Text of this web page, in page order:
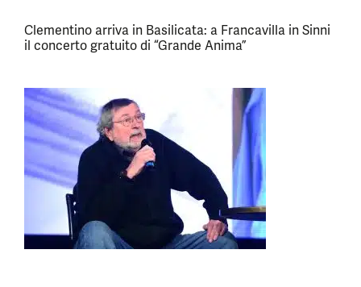
Clementino arriva in Basilicata: a Francavilla in Sinni
il concerto gratuito di “Grande Anima”